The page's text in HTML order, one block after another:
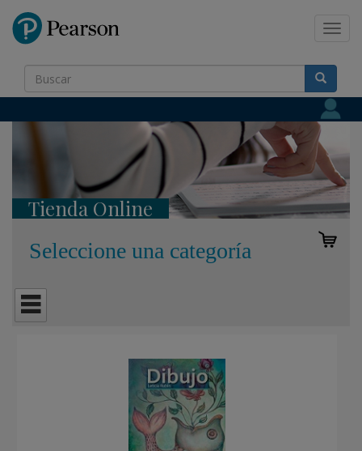
Tienda Online
Seleccione una categoría